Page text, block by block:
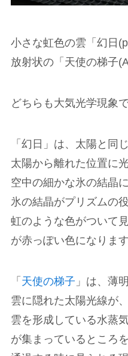
小さな虹色の雲「幻日
放射状の「天使の梯子
どちらも大気光学現象で
「幻日」は、太陽と同
太陽から離れた位置に
空中の細かな氷の結晶
氷の結晶がプリズムの
虹のような色がついて
が赤っぽい色になります
「 天使の梯子 」は、薄
雲に隠れた太陽光線が、
雲を形成している水蒸
が集まっているところを